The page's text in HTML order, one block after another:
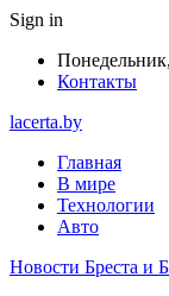
Sign in
Контакты
lacerta.by
Главная
В мире
Технологии
Авто
Новости Бреста и